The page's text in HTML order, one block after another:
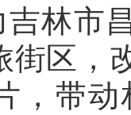
林市
街区，
，带